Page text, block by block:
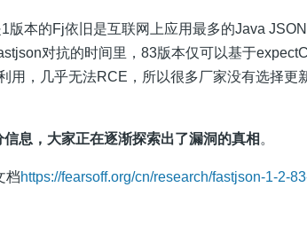
版本的Fj依旧是互联网上应用最多的Java
对抗的时间里，83版本仅可以基于
用，几乎无法RCE，所以很多厂家没有选择更
息，大家正在逐渐探索出了漏洞的真相 。
档https://fearsoff.org/cn/research/fastjson-1-2-